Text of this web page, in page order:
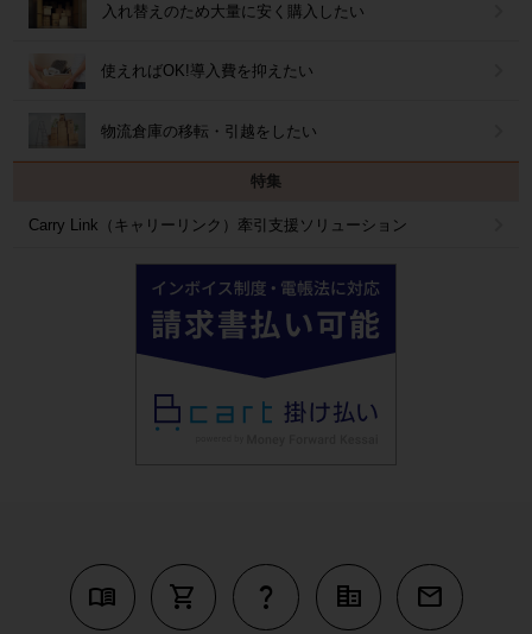
入れ替えのため大量に安く購入したい
使えればOK!導入費を抑えたい
物流倉庫の移転・引越をしたい
特集
Carry Link（キャリーリンク）牽引支援ソリューション
menu_book shopping_cart question_mark corporate_fare mail